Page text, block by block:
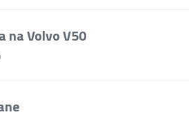
Volvo V50